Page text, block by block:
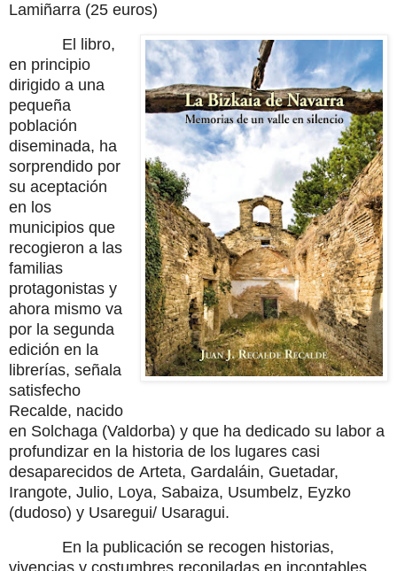
Lamiñarra (25 euros)
El libro,
en principio
dirigido a una
pequeña
población
diseminada, ha
sorprendido por
su aceptación
en los
municipios que
recogieron a las
familias
protagonistas y
ahora mismo va
por la segunda
edición en la
librerías, señala
satisfecho
Recalde, nacido
en Solchaga (Valdorba) y que ha dedicado su labor a
profundizar en la historia de los lugares casi
desaparecidos de Arteta, Gardaláin, Guetadar,
Irangote, Julio, Loya, Sabaiza, Usumbelz, Eyzko
(dudoso) y Usaregui/ Usaragui.
En la publicación se recogen historias,
vivencias y costumbres recopiladas en incontables